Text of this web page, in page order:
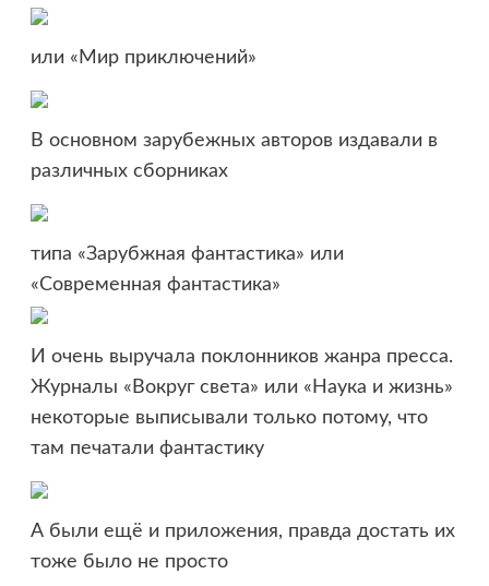
или «Мир приключений»
В основном зарубежных авторов издавали в
различных сборниках
типа «Зарубжная фантастика» или
«Современная фантастика»
И очень выручала поклонников жанра пресса.
Журналы «Вокруг света» или «Наука и жизнь»
некоторые выписывали только потому, что
там печатали фантастику
А были ещё и приложения, правда достать их
тоже было не просто